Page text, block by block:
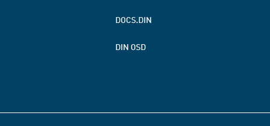
DOCS.DIN
DIN OSD